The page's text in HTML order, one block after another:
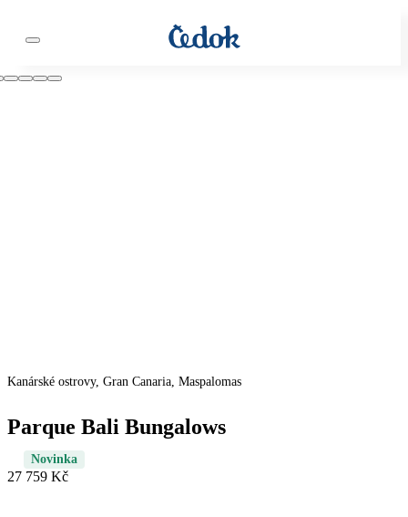
Kanárské ostrovy, Gran Canaria, Maspalomas
Parque Bali Bungalows
Novinka
27 759 Kč